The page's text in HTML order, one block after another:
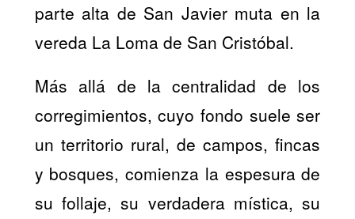
parte alta de San Javier muta en la
vereda La Loma de San Cristóbal.
Más allá de la centralidad de los
corregimientos, cuyo fondo suele ser
un territorio rural, de campos, fincas
y bosques, comienza la espesura de
su follaje, su verdadera mística, su